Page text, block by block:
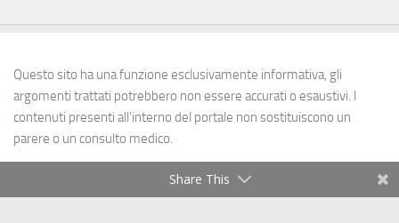
Questo sito ha una funzione esclusivamente informativa, gli
argomenti trattati potrebbero non essere accurati o esaustivi. I
contenuti presenti all’interno del portale non sostituiscono un
parere o un consulto medico.
Share This